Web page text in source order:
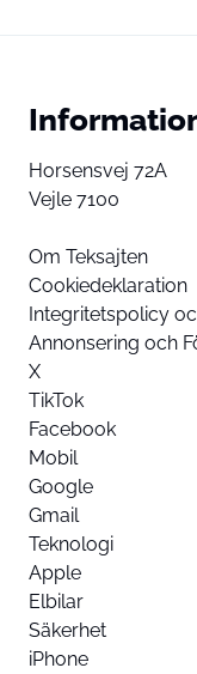
Horsensvej 72A
Vejle 7100
Om Teksajten
Cookiedeklaration
Integritetspolicy
Annonsering och
X
TikTok
Facebook
Mobil
Google
Gmail
Teknologi
Apple
Elbilar
Säkerhet
iPhone